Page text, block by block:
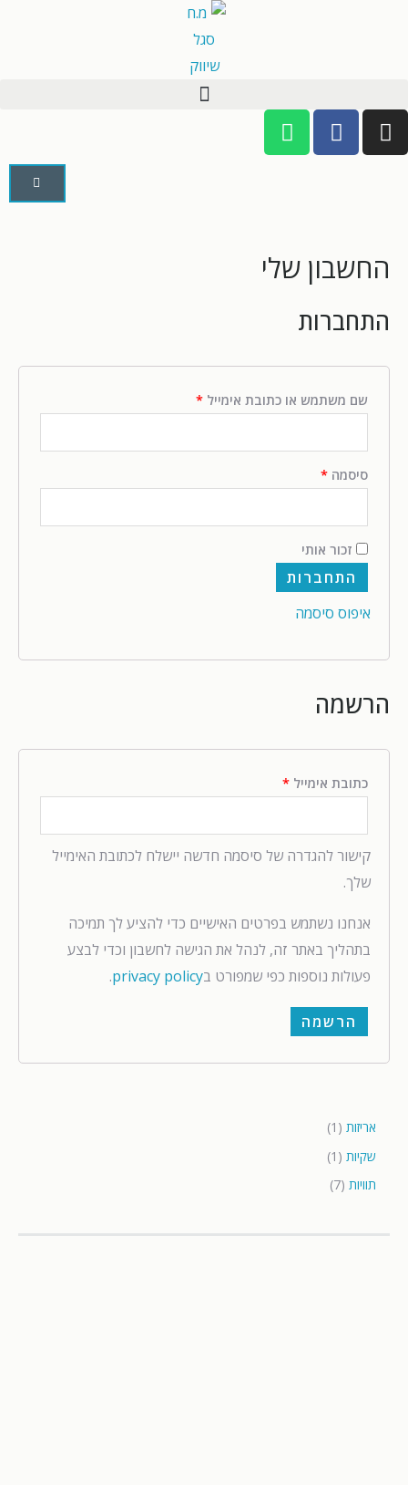
אריזות
1
שקיות
1
תוויות 7
החשבון שלי
התחברות
שם משתמש או כתובת אימייל *
סיסמה *
זכור אותי
התחברות
איפוס סיסמה
הרשמה
כתובת אימייל *
קישור להגדרה של סיסמה חדשה יישלח לכתובת האימייל
שלך.
אנחנו נשתמש בפרטים האישיים כדי להציע לך תמיכה
בתהליך באתר זה, לנהל את הגישה לחשבון וכדי לבצע
פעולות נוספות כפי שמפורט בprivacy policy
.
הרשמה